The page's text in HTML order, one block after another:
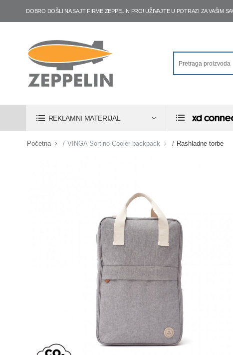
DOBRO DOŠLI NA SAJT FIRME ZEPPELIN PRO! UŽIVAJTE U POTRAZI ZA VAŠIM
REKLAMNI MATERIJAL
Početna VINGA Sortino Cooler backpack Rashladne torbe